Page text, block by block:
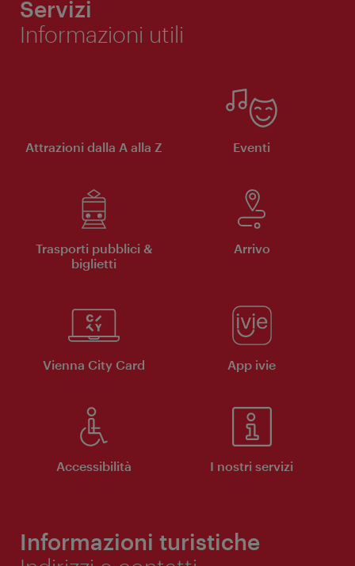
Servizi
Informazioni utili
Attrazioni dalla A alla Z Eventi
Trasporti pubblici &
biglietti
Arrivo
Vienna City Card App ivie
Accessibilità I nostri servizi
Informazioni turistiche